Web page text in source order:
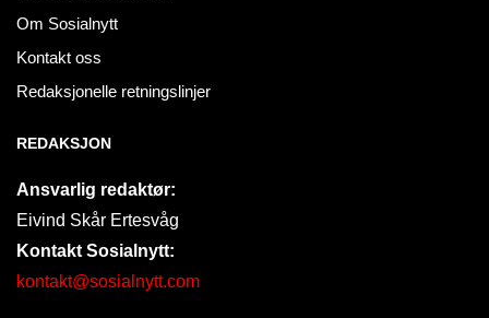
Om Sosialnytt
Kontakt oss
Redaksjonelle retningslinjer
REDAKSJON
Ansvarlig redaktør:
Eivind Skår Ertesvåg
Kontakt Sosialnytt:
kontakt@sosialnytt.com